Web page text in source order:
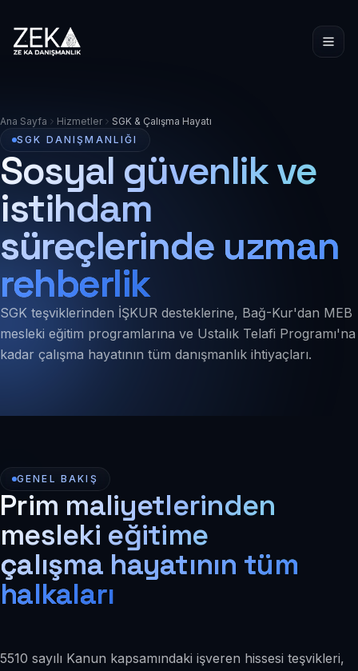
Ana Sayfa Hizmetler
SGK & Çalışma Hayatı
SGK DANIŞMANLIĞI
Sosyal güvenlik ve
istihdam
süreçlerinde uzman
rehberlik
SGK teşviklerinden İŞKUR desteklerine, Bağ-Kur'dan MEB
mesleki eğitim programlarına ve Ustalık Telafi Programı'na
kadar çalışma hayatının tüm danışmanlık ihtiyaçları.
GENEL BAKIŞ
Prim maliyetlerinden
mesleki eğitime
çalışma hayatının tüm
halkaları
5510 sayılı Kanun kapsamındaki işveren hissesi teşvikleri,